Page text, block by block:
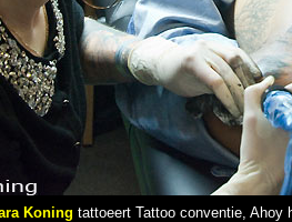
Koning tattoeert Tattoo conventie, Ahoy